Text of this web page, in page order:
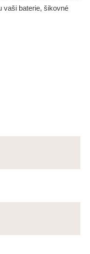
vaši baterie, šikovné